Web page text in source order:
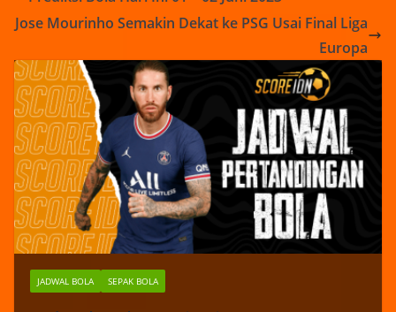
Jose Mourinho Semakin Dekat ke PSG Usai Final Liga
Europa
JADWAL BOLA SEPAK BOLA